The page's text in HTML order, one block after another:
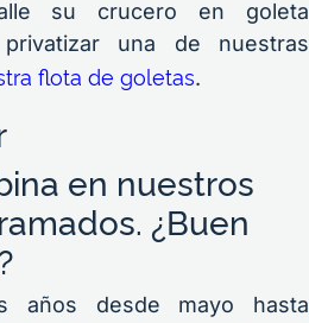
su crucero en goleta
una de nuestras
flota de goletas.
en nuestros
¿Buen
años desde mayo hasta